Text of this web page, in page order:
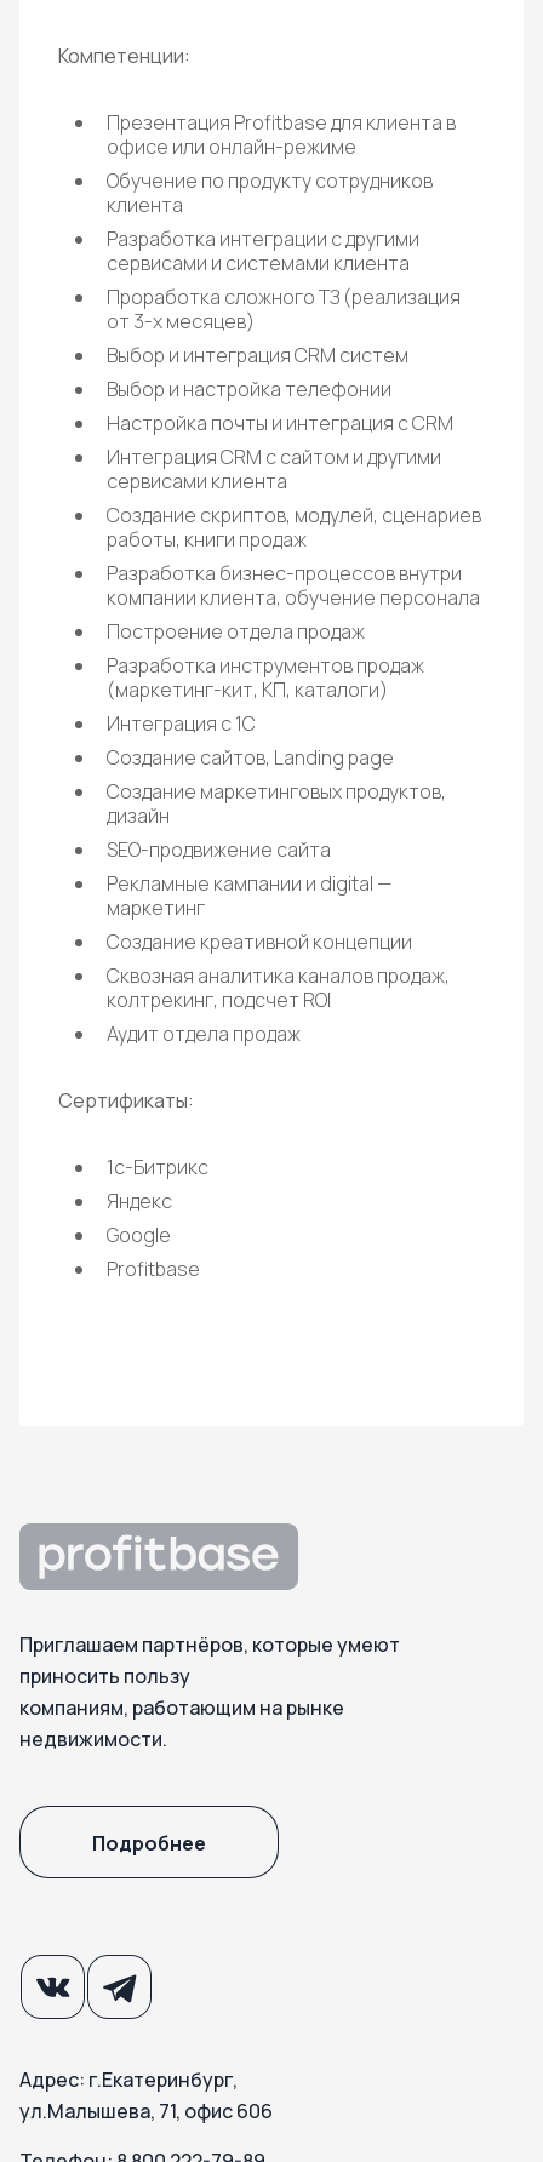
Компетенции:
Презентация Profitbase для клиента в
офисе или онлайн-режиме
Обучение по продукту сотрудников
клиента
Разработка интеграции с другими
сервисами и системами клиента
Проработка сложного ТЗ (реализация
от 3-х месяцев)
Выбор и интеграция CRM систем
Выбор и настройка телефонии
Настройка почты и интеграция с CRM
Интеграция CRM c сайтом и другими
сервисами клиента
Создание скриптов, модулей, сценариев
работы, книги продаж
Разработка бизнес-процессов внутри
компании клиента, обучение персонала
Построение отдела продаж
Разработка инструментов продаж
(маркетинг-кит, КП, каталоги)
Интеграция с 1С
Создание сайтов, Landing page
Создание маркетинговых продуктов,
дизайн
SEO-продвижение сайта
Рекламные кампании и digital —
маркетинг
Создание креативной концепции
Сквозная аналитика каналов продаж,
колтрекинг, подсчет ROI
Аудит отдела продаж
Сертификаты:
1с-Битрикс
Яндекс
Google
Profitbase
Приглашаем партнёров, которые умеют
приносить пользу
компаниям, работающим на рынке
недвижимости.
Подробнее
Адрес: г.Екатеринбург,
ул.Малышева, 71, офис 606